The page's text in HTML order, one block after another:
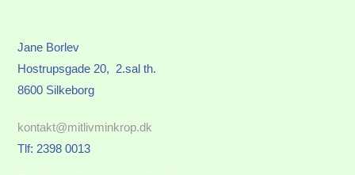
Jane Borlev
Hostrupsgade 20, 2.sal th.
8600 Silkeborg
kontakt@mitlivminkrop.dk
Tlf: 2398 0013